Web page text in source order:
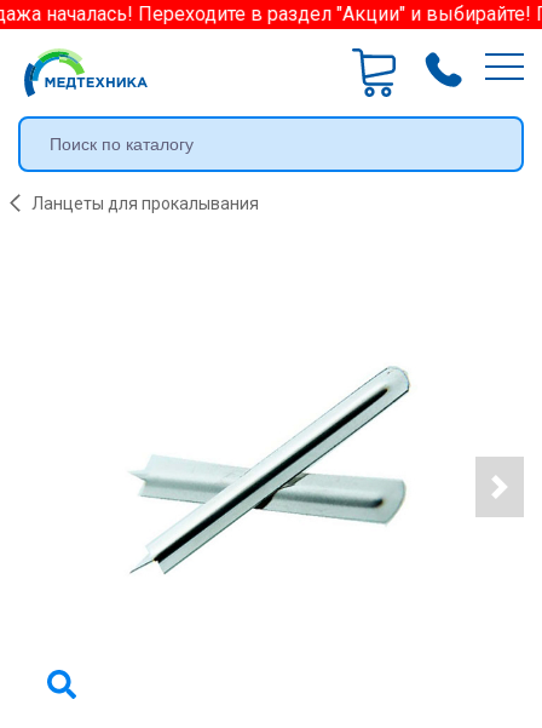
началась! Переходите в раздел "Акции" и выбирайте!
Ланцеты для прокалывания